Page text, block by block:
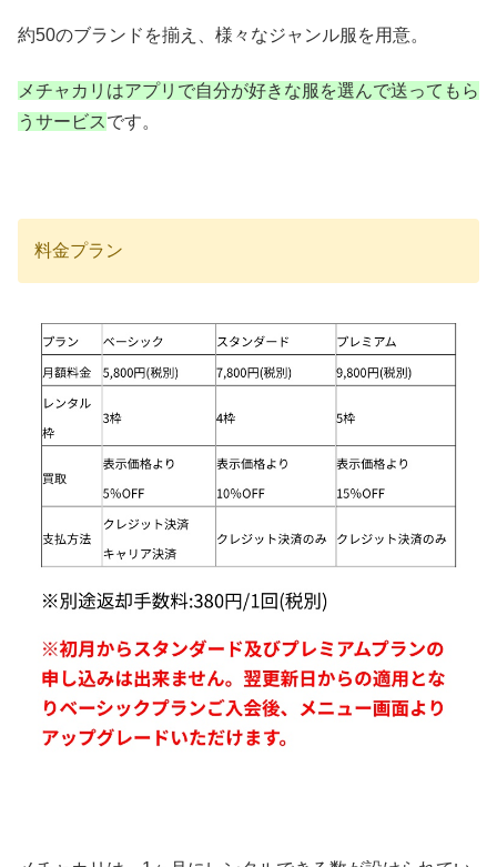
約50のブランドを揃え、様々なジャンル服を用意。
メチャカリはアプリで自分が好きな服を選んで送ってもら
うサービスです。
料金プラン